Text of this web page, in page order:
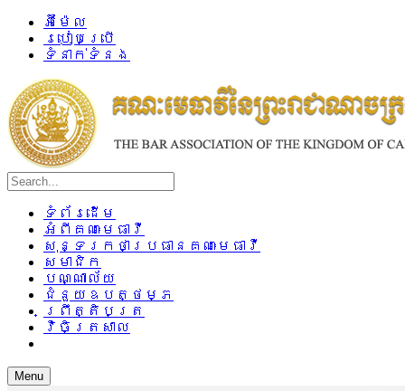
អ៊ីម៉ែល
របៀបប្រើ
ទំនាក់ទំនង
ទំព័រដើម
អំពីគណៈមេធាវី
សុន្ទរកថាប្រធានគណៈមេធាវី
សមាជិក
បណ្ណាល័យ
ជំនួយឧបត្ថម្ភ
ព្រឹត្តិបត្រ
វិចិត្រសាល
Menu